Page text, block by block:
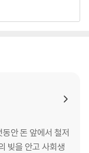
세요.
안 돈 앞에서 철저
빚을 안고 사회생